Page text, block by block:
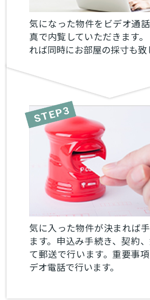
気になった物件をビデオ通
真で内覧していただきます
れば同時にお部屋の採寸も致
気に入った物件が決まれば
ます。申込み手続き、契約
て郵送で行います。重要事
デオ電話で行います。